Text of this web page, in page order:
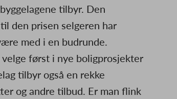
tilbyr. Den
den prisen selgeren har
med i en budrunde.
først i nye boligprosjekter
tilbyr også en rekke
og andre tilbud. Er man flink